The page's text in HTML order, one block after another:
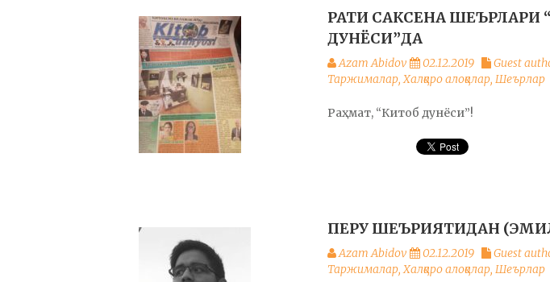
РАТИ САКСЕНА ШЕЪРЛАРИ
ДУНЁСИ”ДА
Azam Abidov 02.12.2019 Guest
Таржималар,Халқаро алоқалар, Шеърлар
Раҳмат, “Китоб дунёси”!
ПЕРУ ШЕЪРИЯТИДАН
Azam Abidov 02.12.2019 Guest
Таржималар,Халқаро алоқалар, Шеърлар